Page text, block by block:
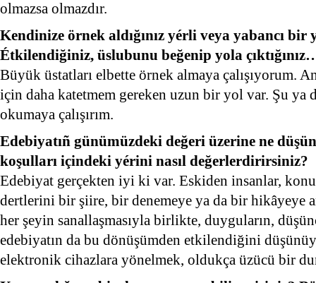
olmazsa olmazdır.
Kendinize örnek aldığınız yérli veya yabancı bir
Étkilendiğiniz, üslubunu beğenip yola
Büyük üstatları elbette örnek almaya çalışıyorum.
için daha katetmem gereken uzun bir yol var. Şu ya
okumaya çalışırım.
Edebiyatıñ günümüzdeki değeri üzerine ne
koşulları içindeki yérini nasıl değerlerdirirsiniz?
Edebiyat gerçekten iyi ki var. Eskiden insanlar,
dertlerini bir şiire, bir denemeye ya da bir hikâyeye
her şeyin sanallaşmasıyla birlikte, duyguların,
edebiyatın da bu dönüşümden etkilendiğini
elektronik cihazlara yönelmek, oldukça üzücü bir